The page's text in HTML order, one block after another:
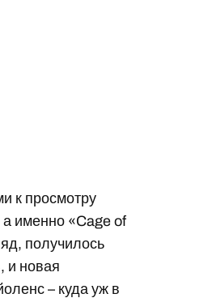
к просмотру
именно «Cage of
получилось
и новая
– куда уж в